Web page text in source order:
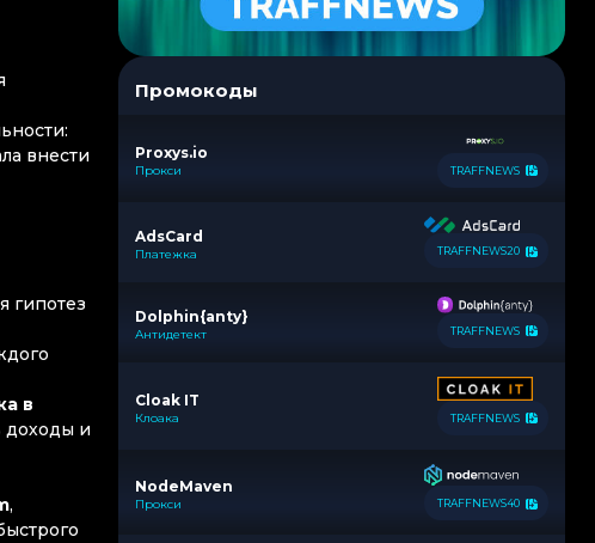
внести
гипотез
в
доходы и
,
Промокоды
Proxys.io
Прокси TRAFFNEWS
AdsCard
Платежка TRAFFNEWS20
Dolphin{anty}
Антидетект TRAFFNEWS
Cloak IT
Клоака TRAFFNEWS
NodeMaven
Прокси TRAFFNEWS40